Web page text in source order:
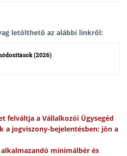
letölthető az alábbi linkről:
(2026)
felváltja a Vállalkozói Ügysegéd
a jogviszony-bejelentésben: jön a
minimálbér és